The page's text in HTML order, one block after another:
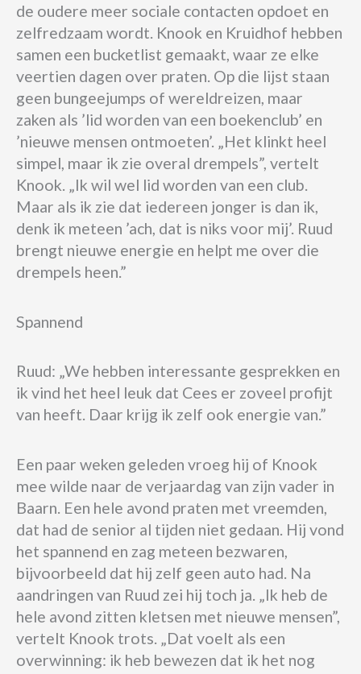
de oudere meer sociale contacten opdoet en
zelfredzaam wordt. Knook en Kruidhof hebben
samen een bucketlist gemaakt, waar ze elke
veertien dagen over praten. Op die lijst staan
geen bungeejumps of wereldreizen, maar
zaken als ’lid worden van een boekenclub’ en
’nieuwe mensen ontmoeten’. „Het klinkt heel
simpel, maar ik zie overal drempels”, vertelt
Knook. „Ik wil wel lid worden van een club.
Maar als ik zie dat iedereen jonger is dan ik,
denk ik meteen ’ach, dat is niks voor mij’. Ruud
brengt nieuwe energie en helpt me over die
drempels heen.”
Spannend
Ruud: „We hebben interessante gesprekken en
ik vind het heel leuk dat Cees er zoveel profijt
van heeft. Daar krijg ik zelf ook energie van.”
Een paar weken geleden vroeg hij of Knook
mee wilde naar de verjaardag van zijn vader in
Baarn. Een hele avond praten met vreemden,
dat had de senior al tijden niet gedaan. Hij vond
het spannend en zag meteen bezwaren,
bijvoorbeeld dat hij zelf geen auto had. Na
aandringen van Ruud zei hij toch ja. „Ik heb de
hele avond zitten kletsen met nieuwe mensen”,
vertelt Knook trots. „Dat voelt als een
overwinning: ik heb bewezen dat ik het nog